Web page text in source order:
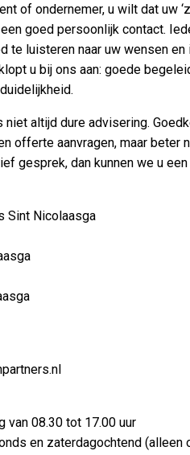
of ondernemer, u wilt dat uw
goed persoonlijk contact.
te luisteren naar uw wensen
u bij ons aan: goede
niet altijd dure advisering.
offerte aanvragen, maar beter
gesprek, dan kunnen we u
Sint Nicolaasga
van 08.30 tot 17.00 uur
en zaterdagochtend (alleen